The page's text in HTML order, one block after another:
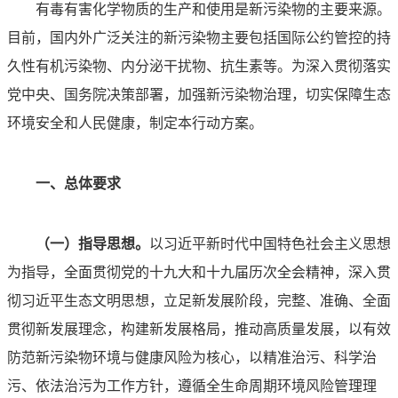
有毒有害化学物质的生产和使用是新污染物的主要来源。
目前，国内外广泛关注的新污染物主要包括国际公约管控的持
久性有机污染物、内分泌干扰物、抗生素等。为深入贯彻落实
党中央、国务院决策部署，加强新污染物治理，切实保障生态
环境安全和人民健康，制定本行动方案。
一、总体要求
（一）指导思想。 以习近平新时代中国特色社会主义思想
为指导，全面贯彻党的十九大和十九届历次全会精神，深入贯
彻习近平生态文明思想，立足新发展阶段，完整、准确、全面
贯彻新发展理念，构建新发展格局，推动高质量发展，以有效
防范新污染物环境与健康风险为核心，以精准治污、科学治
污、依法治污为工作方针，遵循全生命周期环境风险管理理